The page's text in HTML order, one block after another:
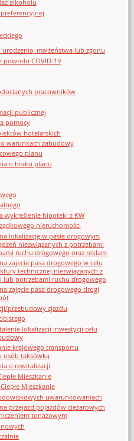
alkoholu
małżeństwa lub zgonu
powodu COVID-19
pracowników
publicznej
pomocy
hotelarskich
warunkach zabudowy
planu
o braku planu
wykreślenie hipoteki z KW
nieruchomości
lokalizację w pasie drogowym
niezwiązanych z potrzebami
ruchu drogowego oraz reklam
zajęcie pasa drogowego w celu
technicznej niezwiązanych z
lub potrzebami ruchu drogowego
zajęcie pasa drogowego drogi
przebudowy zjazdu
lokalizacji inwestycji celu
krajowego transportu
osób taksówką
o rewitalizacji
Mieszkanie
Mieszkanie
uwarunkowaniach
przejazd pojazdów ciężarowych
tonażowym